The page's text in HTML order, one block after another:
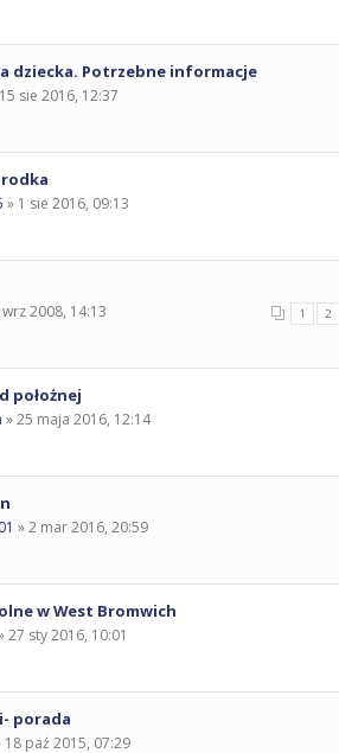
dziecka. Potrzebne informacje
sie 2016, 12:37
» 1 sie 2016, 09:13
1 2
wrz 2008, 14:13
położnej
» 25 maja 2016, 12:14
» 2 mar 2016, 20:59
w West Bromwich
27 sty 2016, 10:01
porada
18 paź 2015, 07:29